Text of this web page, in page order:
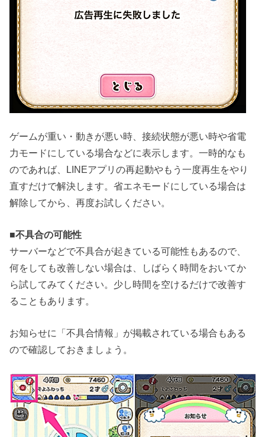
ゲームが重い・動きが悪い時、接続状態が悪い時や省電
力モードにしている場合などに表示します。一時的なも
のであれば、LINEアプリの再起動やもう一度再生をやり
直すだけで解決します。省エネモードにしている場合は
解除してから、再度お試しください。
■不具合の可能性
サーバーなどで不具合が起きている可能性もあるので、
何をしても改善しない場合は、しばらく時間をおいてか
ら試してみてください。少し時間を空けるだけで改善す
ることもあります。
お知らせに「不具合情報」が掲載されている場合もある
ので確認しておきましょう。